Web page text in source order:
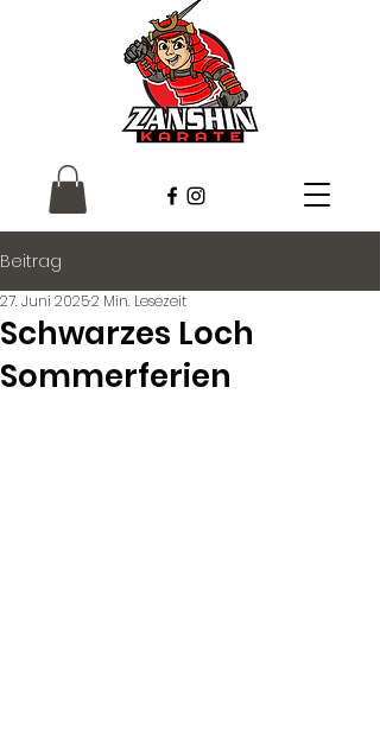
Beitrag
Schwarzes Loch
Sommerferien
27. Juni 20252 Min. Lesezeit